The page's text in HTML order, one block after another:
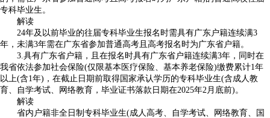
专科毕业生。
解读
24年及以前毕业的往届专科毕业生报名时需具有广东户籍连续满3
年，未满3年需在广东省参加普通高考且高考报名时为广东省户籍。
3.具有广东省户籍，且在报名时具有广东省户籍连续满3年，同时在
我省依法参加社会保险(仅限基本医疗保险、基本养老保险)缴费累计1年
以上(含1年)，在截止日期前取得国家承认学历的专科毕业生(含成人教
育、自学考试、网络教育，毕业证书落款日期在2025年2月底前)。
解读
省内户籍非全日制专科毕业生(成人高考、自学考试、网络教育、国